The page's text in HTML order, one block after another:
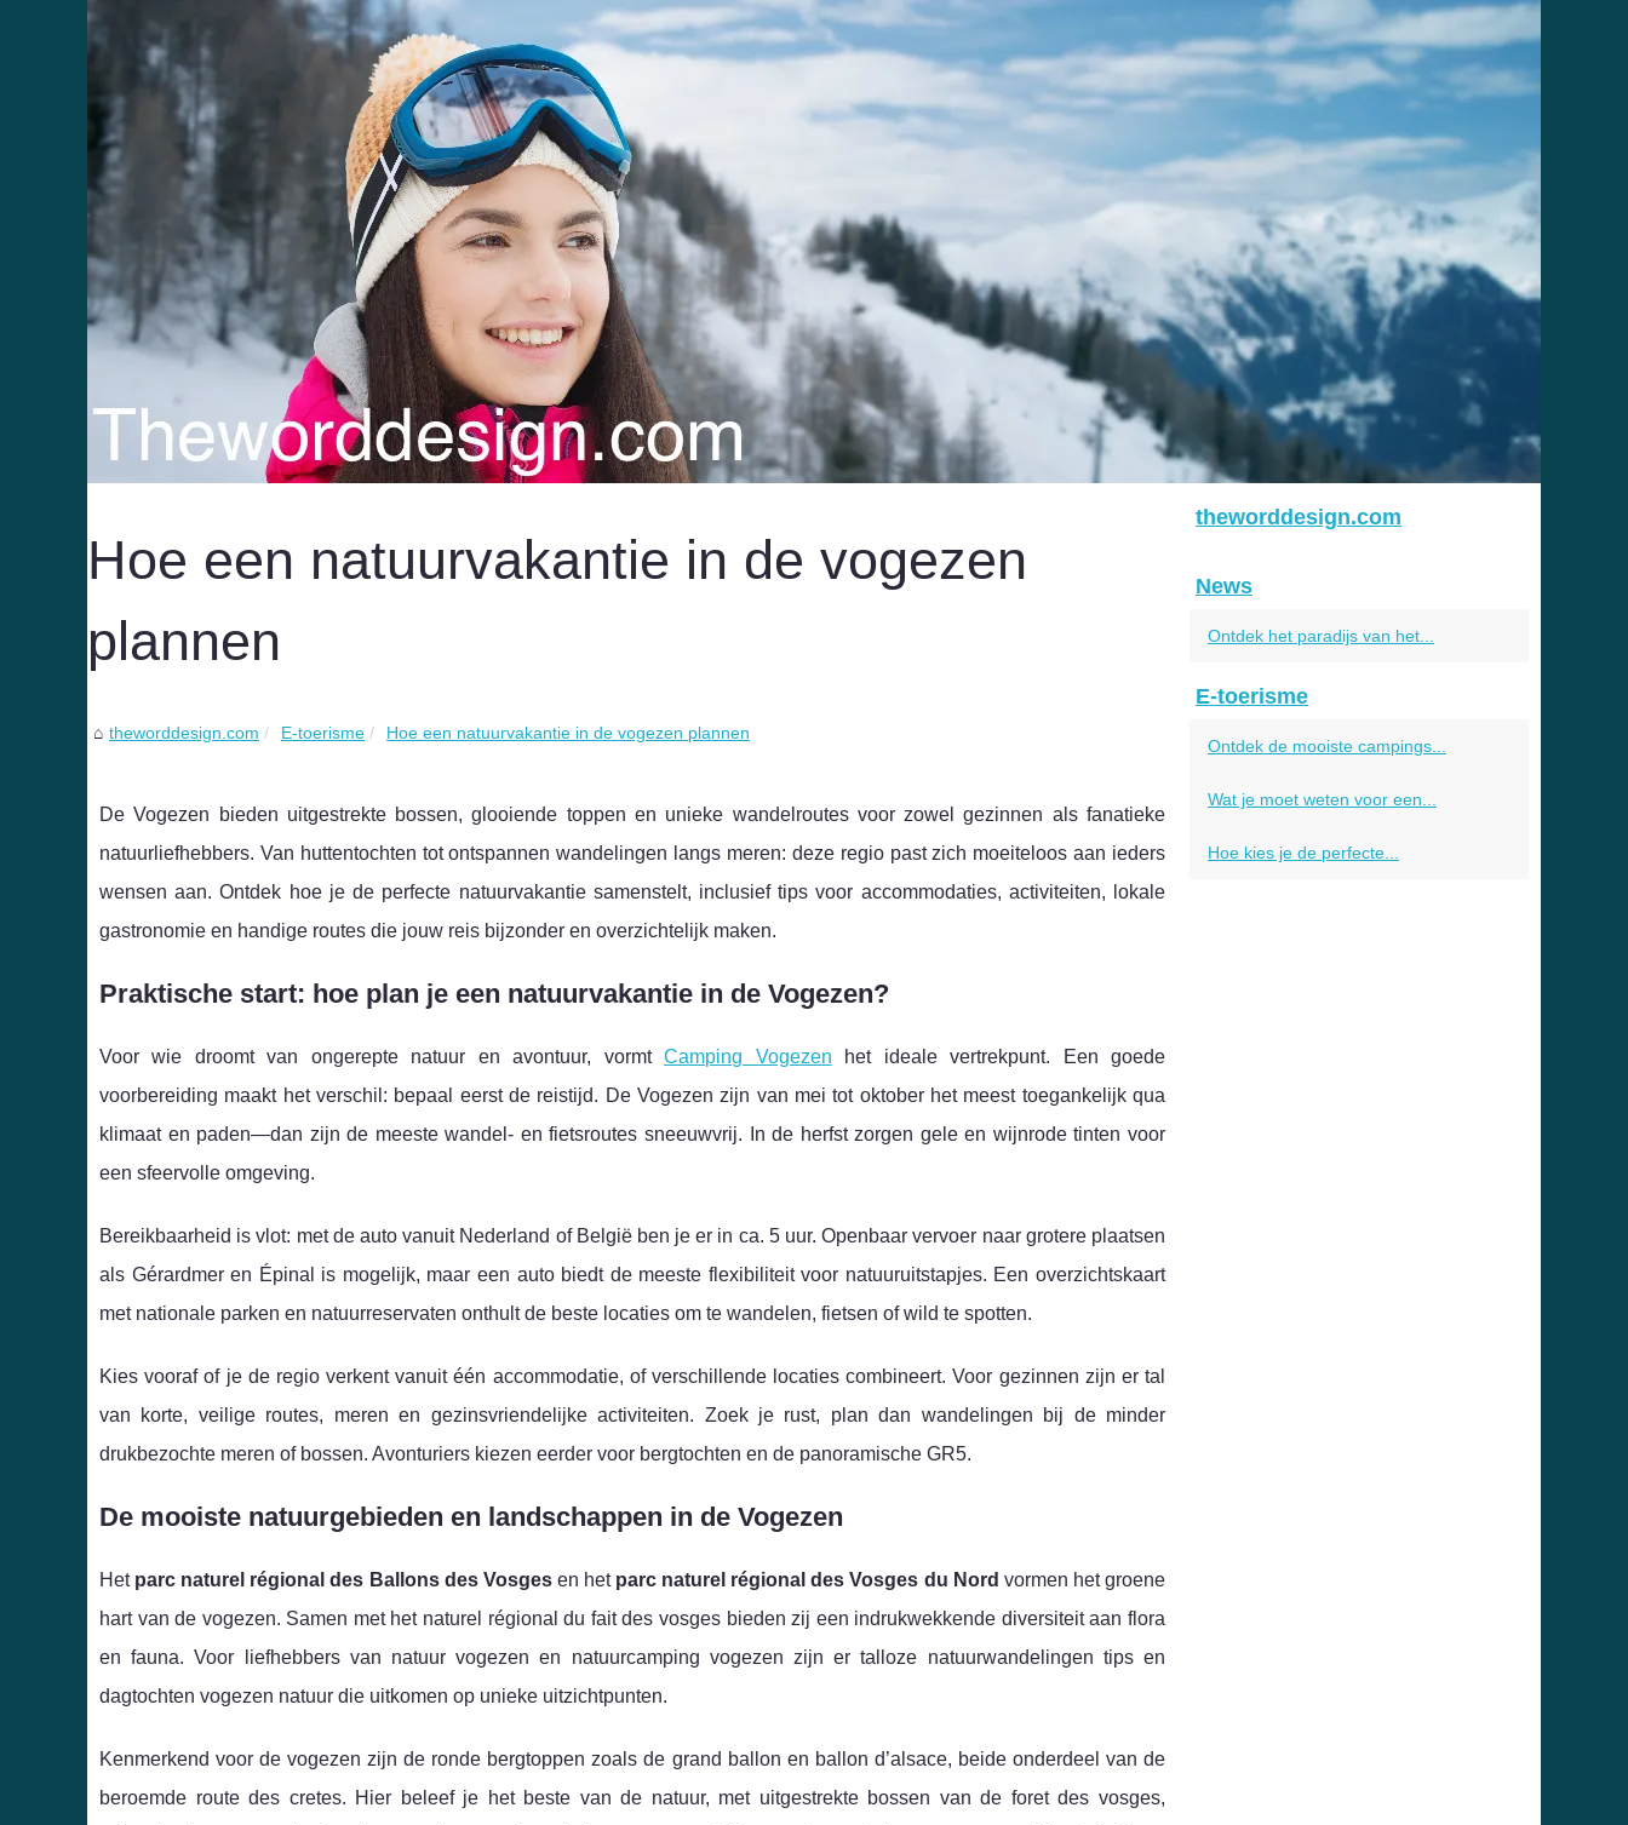
Hoe een natuurvakantie in de vogezen
plannen
theworddesign.com E-toerisme Hoe een natuurvakantie in de vogezen plannen
De Vogezen bieden uitgestrekte bossen, glooiende toppen en unieke wandelroutes voor zowel gezinnen als fanatieke
natuurliefhebbers. Van huttentochten tot ontspannen wandelingen langs meren: deze regio past zich moeiteloos aan ieders
wensen aan. Ontdek hoe je de perfecte natuurvakantie samenstelt, inclusief tips voor accommodaties, activiteiten, lokale
gastronomie en handige routes die jouw reis bijzonder en overzichtelijk maken.
Praktische start: hoe plan je een natuurvakantie in de Vogezen?
Voor wie droomt van ongerepte natuur en avontuur, vormtCamping Vogezen het ideale vertrekpunt. Een goede
voorbereiding maakt het verschil: bepaal eerst de reistijd. De Vogezen zijn van mei tot oktober het meest toegankelijk qua
klimaat en paden—dan zijn de meeste wandel- en fietsroutes sneeuwvrij. In de herfst zorgen gele en wijnrode tinten voor
een sfeervolle omgeving.
Bereikbaarheid is vlot: met de auto vanuit Nederland of België ben je er in ca. 5 uur. Openbaar vervoer naar grotere plaatsen
als Gérardmer en Épinal is mogelijk, maar een auto biedt de meeste flexibiliteit voor natuuruitstapjes. Een overzichtskaart
met nationale parken en natuurreservaten onthult de beste locaties om te wandelen, fietsen of wild te spotten.
Kies vooraf of je de regio verkent vanuit één accommodatie, of verschillende locaties combineert. Voor gezinnen zijn er tal
van korte, veilige routes, meren en gezinsvriendelijke activiteiten. Zoek je rust, plan dan wandelingen bij de minder
drukbezochte meren of bossen. Avonturiers kiezen eerder voor bergtochten en de panoramische GR5.
De mooiste natuurgebieden en landschappen in de Vogezen
Het parc naturel régional des Ballons des Vosgesen het parc naturel régional des Vosges du Nord vormen het groene
hart van de vogezen. Samen met het naturel régional du fait des vosges bieden zij een indrukwekkende diversiteit aan flora
en fauna. Voor liefhebbers van natuur vogezen en natuurcamping vogezen zijn er talloze natuurwandelingen tips en
dagtochten vogezen natuur die uitkomen op unieke uitzichtpunten.
Kenmerkend voor de vogezen zijn de ronde bergtoppen zoals de grand ballon en ballon d’alsace, beide onderdeel van de
beroemde route des cretes. Hier beleef je het beste van de natuur, met uitgestrekte bossen van de foret des vosges,
theworddesign.com
News
Ontdek het paradijs van het...
E-toerisme
Ontdek de mooiste campings...
Wat je moet weten voor een...
Hoe kies je de perfecte...